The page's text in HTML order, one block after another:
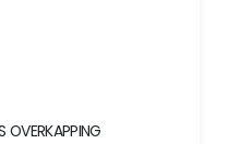
Q 350 SR tot 3.500 m²